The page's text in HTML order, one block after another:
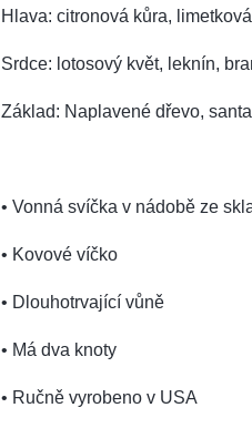
Hlava: citronová kůra,
Srdce: lotosový květ, leknín,
Základ: Naplavené dřevo,
• Vonná svíčka v nádobě ze
• Kovové víčko
• Dlouhotrvající vůně
• Má dva knoty
• Ručně vyrobeno v USA